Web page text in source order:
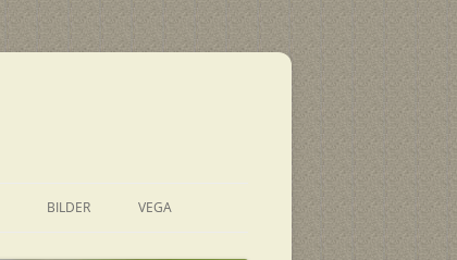
BILDER VEGA